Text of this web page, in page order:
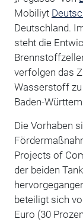
Mobiliyt
Deutschland.
steht die
verfolgen das
Wasserstoff
Baden-
Die Vorhaben
Projects of
der beiden
beteiligt sich
Euro (30